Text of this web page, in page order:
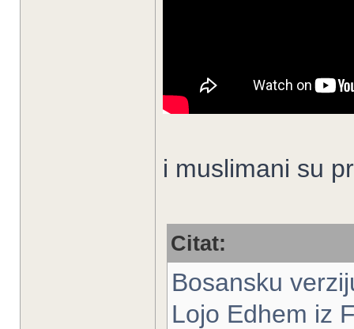
i muslimani su
Citat:
Bosansku
Lojo Edhem iz